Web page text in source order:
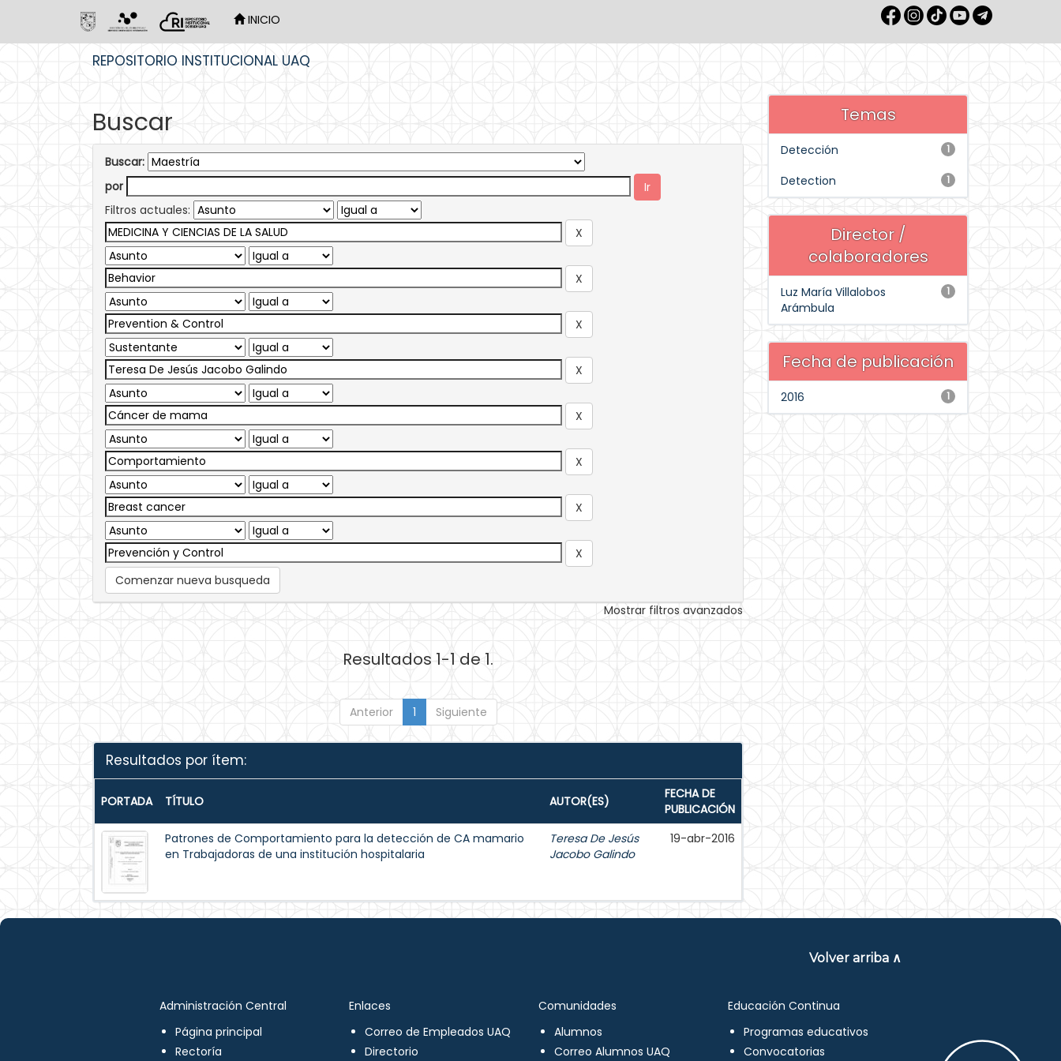
INICIO
REPOSITORIO INSTITUCIONAL UAQ
Buscar
Buscar:
por
Filtros actuales:
Comenzar nueva busqueda
Mostrar filtros avanzados
Resultados 1-1 de 1.
Anterior 1 Siguiente
Resultados por ítem:
PORTADA TÍTULO AUTOR(ES)
FECHA DE
PUBLICACIÓN
Patrones de Comportamiento para la detección de CA mamario
en Trabajadoras de una institución hospitalaria
Teresa De Jesús
Jacobo Galindo
19-abr-2016
Temas
1
Detección
1
Detection
Director /
colaboradores
1
Luz María Villalobos
Arámbula
Fecha de publicación
1
2016
Volver arriba ∧
Administración Central
Página principal
Rectoría
Enlaces
Correo de Empleados UAQ
Directorio
Comunidades
Alumnos
Correo Alumnos UAQ
Educación Continua
Programas educativos
Convocatorias